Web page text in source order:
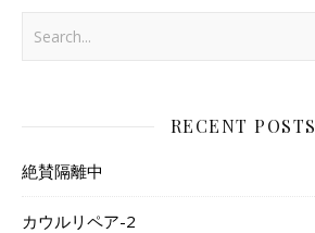
RECENT POSTS
絶賛隔離中
カウルリペア-2